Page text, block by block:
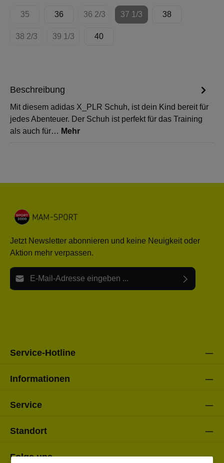
35
(Diese Option ist zurzeit nicht verfügbar.)
36 36 2/3
(Diese Option ist zurzeit nicht verfügbar.)
37 1/3
(Diese Option ist zurzeit
38
38 2/3
(Diese Option ist zurzeit nicht verfügbar.)
39 1/3
(Diese Option ist zurzeit nicht verfügbar.)
40
Beschreibung
Mit diesem adidas X_PLR Schuh, ist dein Kind bereit für
jedes Abenteuer. Der Schuh ist perfekt für das Training
als auch für… Mehr
Jetzt Newsletter abonnieren und keine Neuigkeit oder
Aktion mehr verpassen.
E-Mail-Adresse*
Service-Hotline
Informationen
Service
Standort
Folge uns